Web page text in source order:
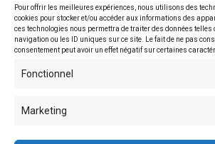
Pour offrir les meilleures expériences, nous utilisons des
cookies pour stocker et/ou accéder aux informations des
ces technologies nous permettra de traiter des données telles
navigation ou les ID uniques sur ce site. Le fait de ne pas
consentement peut avoir un effet négatif sur certaines
Fonctionnel
Marketing
© 2026 Asbl Autonomie | Service
d'accompagnement des personnes
handicap en Wallonie
Asbl agréée, financée et soutenue par